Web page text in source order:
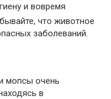
и вовремя
что животное
заболеваний.
мопсы очень
в